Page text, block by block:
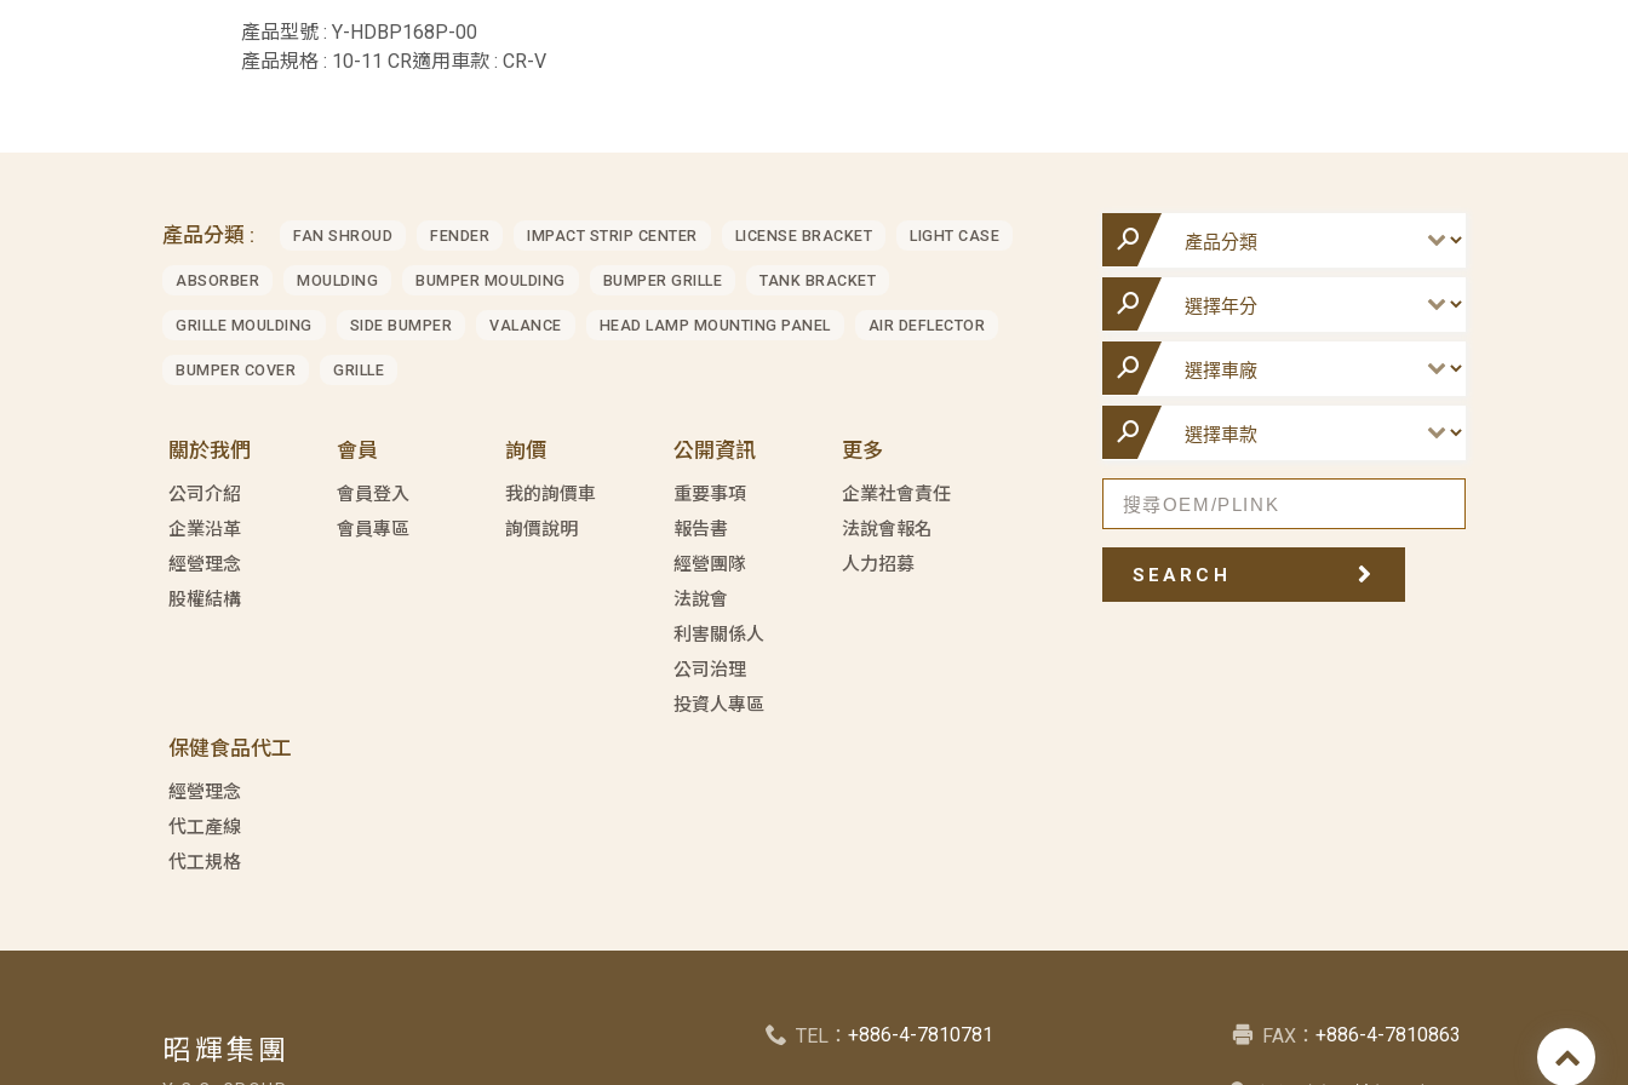
產品型號 : Y-HDBP168P-00
產品規格 : 10-11 CR適用車款 : CR-V
產品分類 : FAN SHROUD FENDER IMPACT STRIP CENTER LICENSE BRACKET LIGHT CASE
ABSORBER MOULDING BUMPER MOULDING BUMPER GRILLE TANK BRACKET
GRILLE MOULDING SIDE BUMPER VALANCE HEAD LAMP MOUNTING PANEL AIR DEFLECTOR
BUMPER COVER GRILLE
關於我們
公司介紹
企業沿革
經營理念
股權結構
會員
會員登入
會員專區
詢價
我的詢價車
詢價說明
公開資訊
重要事項
報告書
經營團隊
法說會
利害關係人
公司治理
投資人專區
更多
企業社會責任
法說會報名
人力招募
保健食品代工
經營理念
代工產線
代工規格
SEARCH
昭輝集團 TEL： +886-4-7810781 FAX：+886-4-7810863